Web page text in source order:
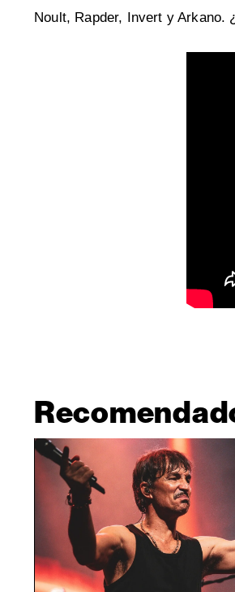
Noult, Rapder, Invert y Arkano.